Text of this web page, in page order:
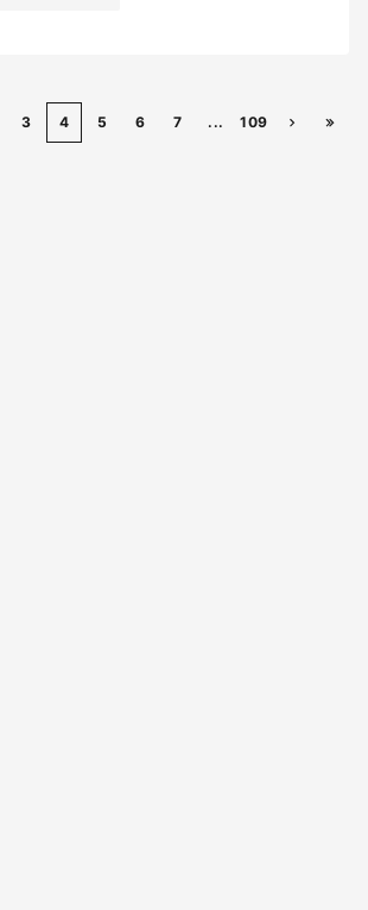
そでしょ！？1つしか準備してない
キーホルダーなど増やしてプレゼン
すが、まさかすぎません？だった
3 4 5 6 7 ... 109